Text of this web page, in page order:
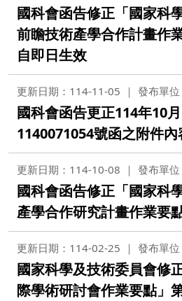
國科會函告修正「國家科
前瞻技術產學合作計畫作
自即日生效
更新日期：114-11-05 發布單
國科會函告更正114年10
1140071054號函之附件內
更新日期：114-10-08 發布單
國科會函告修正「國家科
產學合作研究計畫作業要
更新日期：114-02-25 發布單
國家科學及技術委員會修
際學術研討會作業要點」